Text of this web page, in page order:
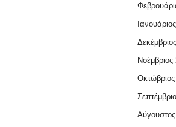
Νοέμβριος